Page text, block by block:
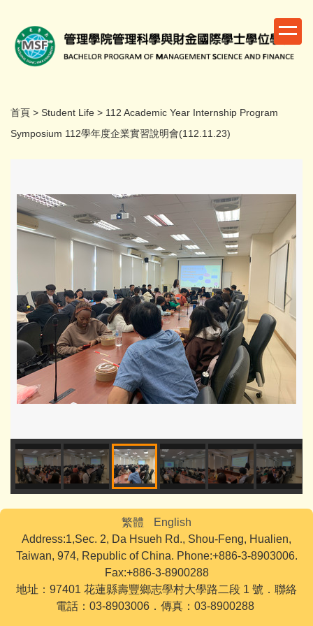
主
區
首頁 > Student Life > 112 Academic Year Internship Program
Symposium 112學年度企業實習說明會(112.11.23)
繁體
English
Address:1,Sec. 2, Da Hsueh Rd., Shou-Feng, Hualien,
Taiwan, 974, Republic of China. Phone:+886-3-8903006.
Fax:+886-3-8900288
地址：97401 花蓮縣壽豐鄉志學村大學路二段 1 號．聯絡
電話：03-8903006．傳真：03-8900288